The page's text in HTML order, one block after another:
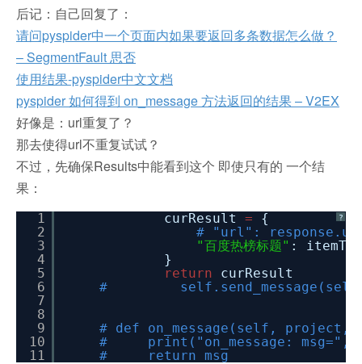
后记：自己回复了：
请问pyspider中一个页面内如果要返回多条数据怎么做？
– SegmentFault 思否
使用结果-pyspider中文文档
pyspider 如何得到 on_message 方法返回的结果 – V2EX
好像是：url重复了？
那去使得url不重复试试？
不过，先确保Results中能看到这个 即使只有的 一个结
果：
?
1
2
3
4
5
6
7
8
9
10
11
curResult =
{
# "url":
"百度热榜标题" :
}
return
curResult
#
# def on_message(self, project,
# print("on_message: msg=",
# return msg